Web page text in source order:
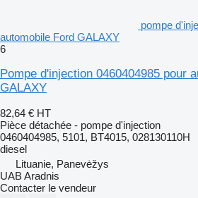
pompe
automobile Ford GALAXY
6
Pompe d'injection 0460404985 pour
GALAXY
82,64 € HT
Pièce détachée - pompe d'injection
0460404985, 5101, BT4015, 028130110H
diesel
Lituanie, Panevėžys
UAB Aradnis
Contacter le vendeur